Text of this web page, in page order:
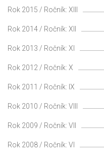
Rok 2015 / Ročník: XIII
Rok 2014 / Ročník: XII
Rok 2013 / Ročník: XI
Rok 2012 / Ročník: X
Rok 2011 / Ročník: IX
Rok 2010 / Ročník: VIII
Rok 2009 / Ročník: VII
Rok 2008 / Ročník: VI